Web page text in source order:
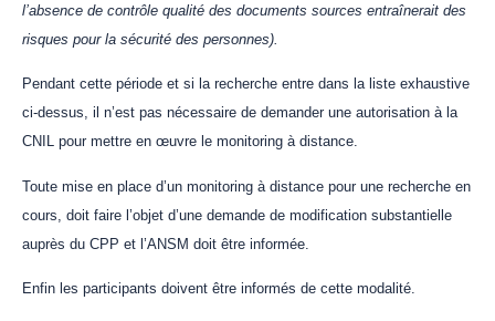
l’absence de contrôle qualité des documents sources entraînerait des
risques pour la sécurité des personnes).
Pendant cette période et si la recherche entre dans la liste exhaustive
ci-dessus, il n’est pas nécessaire de demander une autorisation à la
CNIL pour mettre en œuvre le monitoring à distance.
Toute mise en place d’un monitoring à distance pour une recherche en
cours, doit faire l’objet d’une demande de modification substantielle
auprès du CPP et l’ANSM doit être informée.
Enfin les participants doivent être informés de cette modalité.